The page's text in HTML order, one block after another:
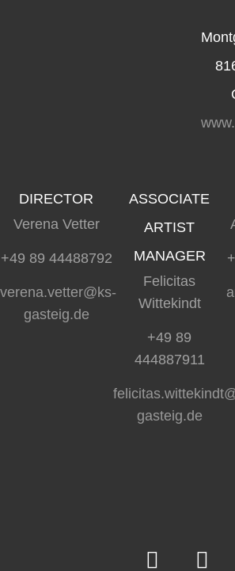
DIRECTOR
Verena Vetter
+49 89 44488792
verena.vetter@ks-
gasteig.de
ASSOCIATE
ARTIST
MANAGER
Felicitas
Wittekindt
+49 89
444887911
gasteig.de